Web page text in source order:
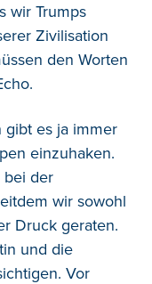
wir Trumps
Zivilisation
den Worten
gibt es ja immer
einzuhaken.
bei der
wir sowohl
Druck geraten.
und die
Vor